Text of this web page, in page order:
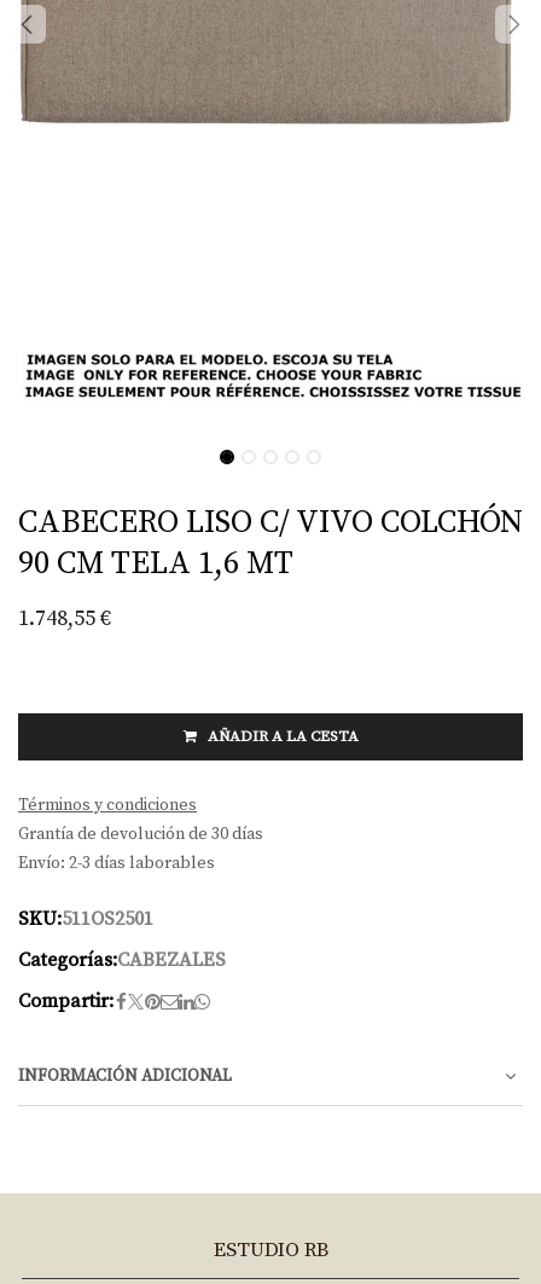
CABECERO LISO C/ VIVO COLCHÓN
90 CM TELA 1,6 MT
1.748,55€
AÑADIR A LA CESTA
Términos y condiciones
Grantía de devolución de 30 días
Envío: 2-3 días laborables
SKU:511OS2501
Categorías:CABEZALES
Compartir:
INFORMACIÓN ADICIONAL
ESTUDIO RB